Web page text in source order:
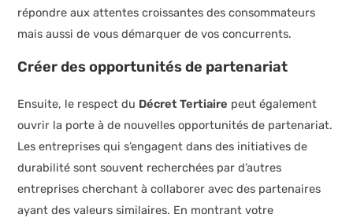
répondre aux attentes croissantes des consommateurs
mais aussi de vous démarquer de vos concurrents.
Créer des opportunités de partenariat
Ensuite, le respect du Décret Tertiaire peut également
ouvrir la porte à de nouvelles opportunités de partenariat.
Les entreprises qui s’engagent dans des initiatives de
durabilité sont souvent recherchées par d’autres
entreprises cherchant à collaborer avec des partenaires
ayant des valeurs similaires. En montrant votre